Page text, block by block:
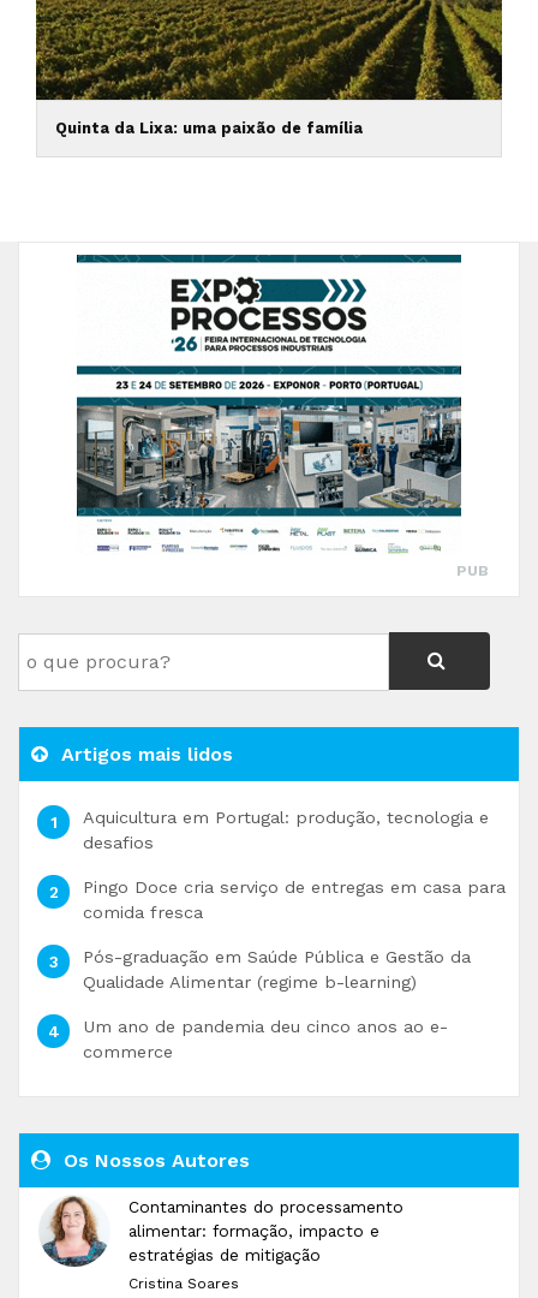
Quinta da Lixa: uma paixão de família
PUB
Artigos mais lidos
Aquicultura em Portugal: produção, tecnologia e
desafios
Pingo Doce cria serviço de entregas em casa para
comida fresca
Pós-graduação em Saúde Pública e Gestão da
Qualidade Alimentar (regime b-learning)
Um ano de pandemia deu cinco anos ao e-
commerce
Os Nossos Autores
Contaminantes do processamento
alimentar: formação, impacto e
estratégias de mitigação
Cristina Soares